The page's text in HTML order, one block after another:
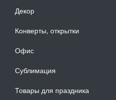
Декор
Конверты, открытки
Офис
Сублимация
Товары для праздника